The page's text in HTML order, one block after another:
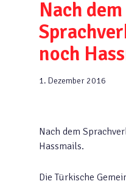
Nach dem
noch
1. Dezember 2016
Nach dem
Hassmails.
Die Türkische